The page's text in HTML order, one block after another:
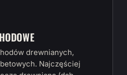
drewnianych,
Najczęściej